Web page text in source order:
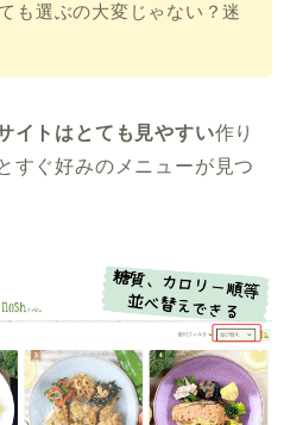
も選ぶの大変じゃない？迷
イトはとても見やすい作り
すぐ好みのメニューが見つ